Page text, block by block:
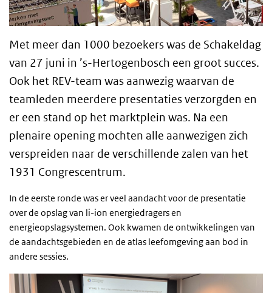
Met meer dan 1000 bezoekers was de Schakeldag
van 27 juni in ’s-Hertogenbosch een groot succes.
Ook het REV-team was aanwezig waarvan de
teamleden meerdere presentaties verzorgden en
er een stand op het marktplein was. Na een
plenaire opening mochten alle aanwezigen zich
verspreiden naar de verschillende zalen van het
1931 Congrescentrum.
In de eerste ronde was er veel aandacht voor de presentatie
over de opslag van li-ion energiedragers en
energieopslagsystemen. Ook kwamen de ontwikkelingen van
de aandachtsgebieden en de atlas leefomgeving aan bod in
andere sessies.